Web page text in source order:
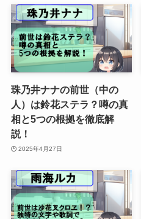
珠乃井ナナの前世（中の
人）は鈴花ステラ？噂の真
相と5つの根拠を徹底解
説！
2025年4月27日